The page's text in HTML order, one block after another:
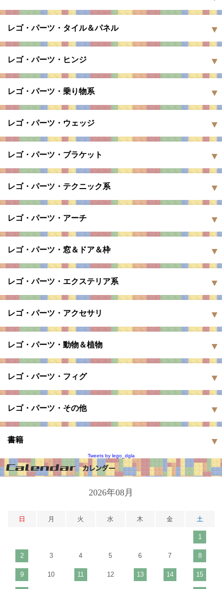
レゴ・パーツ・タイル＆パネル
レゴ・パーツ・ヒンジ
レゴ・パーツ・乗り物系
レゴ・パーツ・ウェッジ
レゴ・パーツ・ブラケット
レゴ・パーツ・テクニック系
レゴ・パーツ・アーチ
レゴ・パーツ・窓＆ドア＆枠
レゴ・パーツ・エクステリア系
レゴ・パーツ・アクセサリ
レゴ・パーツ・動物＆植物
レゴ・パーツ・フィグ
レゴ・パーツ・その他
書籍
Tweets by lego_dgla
2026年08月
日 月 火 水 木 金 土
1
2 3 4 5 6 7 8
9 10 11 12 13 14 15